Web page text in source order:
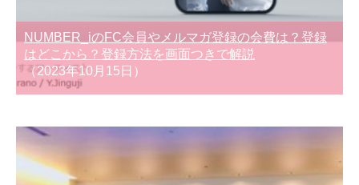
NUMBER_iのFC会員やメルマガ登録の会費は？登録
はどこから？登録方法を画面つきで解説
（2023年10月15日）